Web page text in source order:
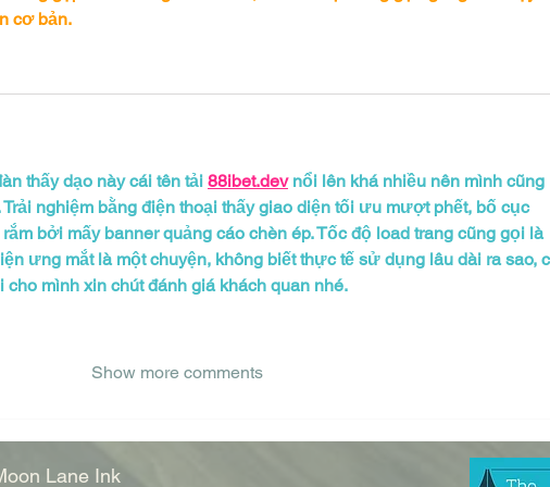
cơ bản.
thấy dạo này cái tên tải 88ibet.dev nổi lên khá nhiều nên mình cũng
nghiệm bằng điện thoại thấy giao diện tối ưu mượt phết, bố cục
bởi mấy banner quảng cáo chèn ép. Tốc độ load trang cũng gọi là
ưng mắt là một chuyện, không biết thực tế sử dụng lâu dài ra sao,
cho mình xin chút đánh giá khách quan nhé.
Show more comments
Lane Ink